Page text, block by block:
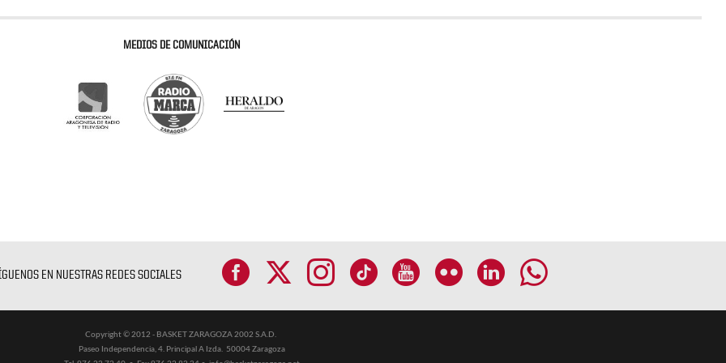
MEDIOS DE COMUNICACIÓN
EN NUESTRAS REDES SOCIALES
Copyright © 2012 - BASKET ZARAGOZA 2002 S.A.D.
Paseo Independencia, 4. Principal A Izda. 50004 Zaragoza